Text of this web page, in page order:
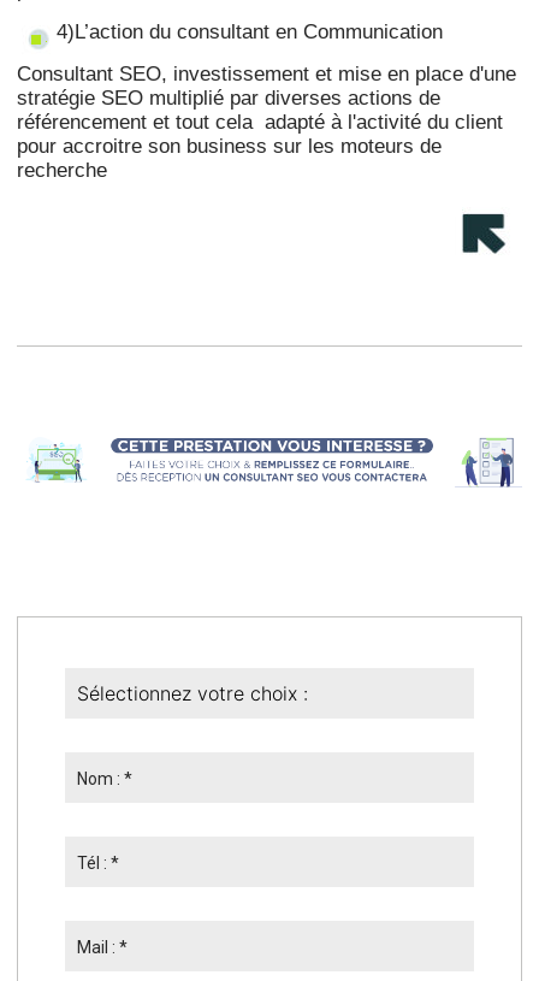
4)L’action du consultant en Communication
Consultant SEO, investissement et mise en place d'une
stratégie SEO multiplié par diverses actions de
référencement et tout cela adapté à l'activité du client
pour accroitre son business sur les moteurs de
recherche
Nom : *
Tél : *
Mail : *